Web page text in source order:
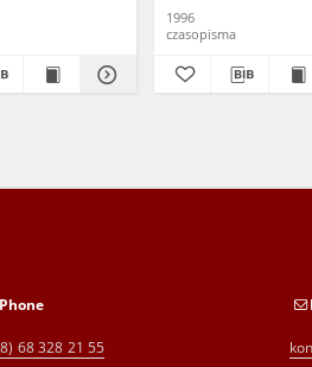
1996
czasopisma
Phone
68 328 21 55